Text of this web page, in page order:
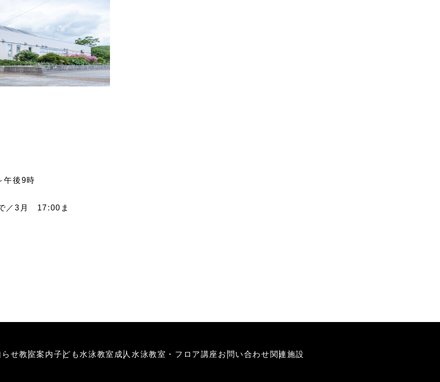
午後9時
／3月 17:00ま
らせ教室案内子ども水泳教室 成人水泳教室・フロア講座 お問い合わせ関連施設